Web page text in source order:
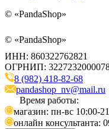
© «PandaShop»
© «PandaShop»
ИНН: 860322762821
ОГРНИП:
8 (982) 418-82-68
pandashop_nv@mail.ru
Время работы:
магазин: пн-вс 10:00-
онлайн консультанта: